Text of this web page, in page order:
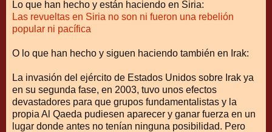
Lo que han hecho y están haciendo en Siria:
Las revueltas en Siria no son ni fueron una rebelión
popular ni pacífica
O lo que han hecho y siguen haciendo también en Irak:
La invasión del ejército de Estados Unidos sobre Irak ya
en su segunda fase, en 2003, tuvo unos efectos
devastadores para que grupos fundamentalistas y la
propia Al Qaeda pudiesen aparecer y ganar fuerza en un
lugar donde antes no tenían ninguna posibilidad. Pero